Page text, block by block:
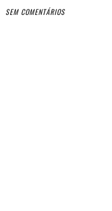
SEM COMENTÁRIOS